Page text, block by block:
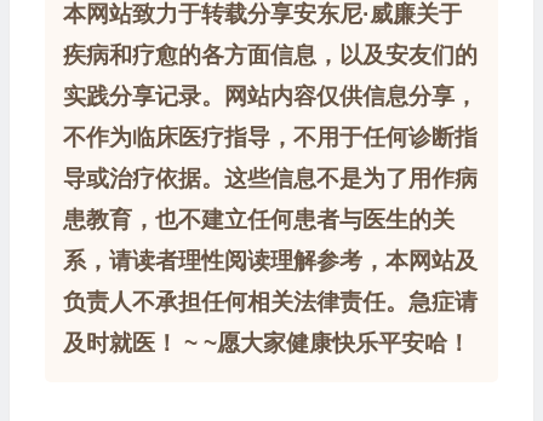
本网站致力于转载分享安东尼·威廉关于
疾病和疗愈的各方面信息，以及安友们的
实践分享记录。网站内容仅供信息分享，
不作为临床医疗指导，不用于任何诊断指
导或治疗依据。这些信息不是为了用作病
患教育，也不建立任何患者与医生的关
系，请读者理性阅读理解参考，本网站及
负责人不承担任何相关法律责任。急症请
及时就医！ ~ ~愿大家健康快乐平安哈！